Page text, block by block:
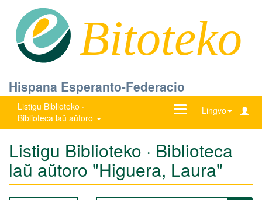
Bitoteko
Hispana Esperanto-Federacio
Listigu Biblioteko ·
Biblioteca laŭ aŭtoro
Lingvo
Ŝanĝu
Listigu Biblioteko · Biblioteca
laŭ aŭtoro "Higuera, Laura"